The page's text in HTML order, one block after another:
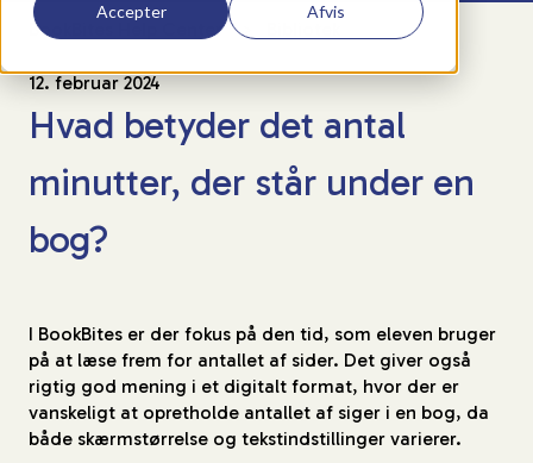
Accepter Afvis
BookBites Help Center
12. februar 2024
Hvad betyder det antal
minutter, der står under en
bog?
I BookBites er der fokus på den tid, som eleven bruger
på at læse frem for antallet af sider. Det giver også
rigtig god mening i et digitalt format, hvor der er
vanskeligt at opretholde antallet af siger i en bog, da
både skærmstørrelse og tekstindstillinger varierer.